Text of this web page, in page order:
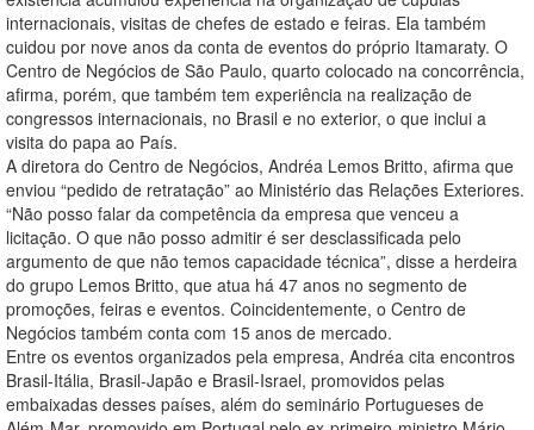
internacionais, visitas de chefes de estado e feiras. Ela também
cuidou por nove anos da conta de eventos do próprio Itamaraty. O
Centro de Negócios de São Paulo, quarto colocado na concorrência,
afirma, porém, que também tem experiência na realização de
congressos internacionais, no Brasil e no exterior, o que inclui a
visita do papa ao País.
A diretora do Centro de Negócios, Andréa Lemos Britto, afirma que
enviou “pedido de retratação” ao Ministério das Relações Exteriores.
“Não posso falar da competência da empresa que venceu a
licitação. O que não posso admitir é ser desclassificada pelo
argumento de que não temos capacidade técnica”, disse a herdeira
do grupo Lemos Britto, que atua há 47 anos no segmento de
promoções, feiras e eventos. Coincidentemente, o Centro de
Negócios também conta com 15 anos de mercado.
Entre os eventos organizados pela empresa, Andréa cita encontros
Brasil-Itália, Brasil-Japão e Brasil-Israel, promovidos pelas
embaixadas desses países, além do seminário Portugueses de